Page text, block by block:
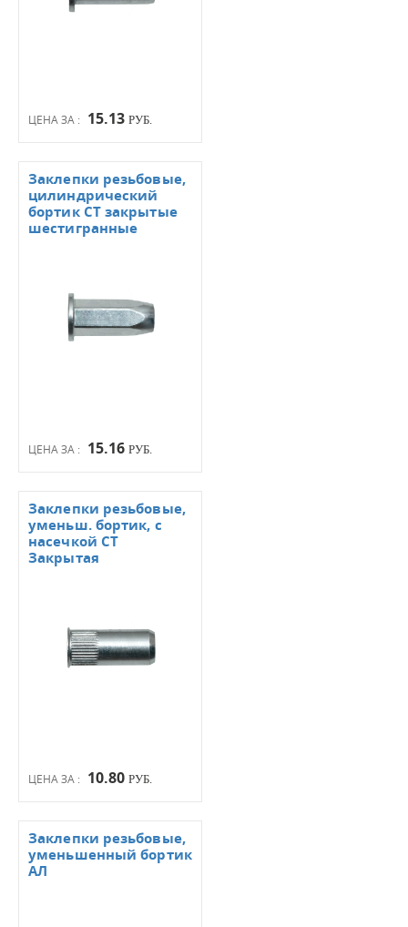
ЦЕНА ЗА : 15.13 РУБ.
ЦЕНА ЗА : 15.16 РУБ.
Заклепки резьбовые,
цилиндрический
бортик СТ закрытые
шестигранные
ЦЕНА ЗА : 10.80 РУБ.
Заклепки резьбовые,
уменьш. бортик, с
насечкой СТ
Закрытая
Заклепки резьбовые,
уменьшенный бортик
АЛ